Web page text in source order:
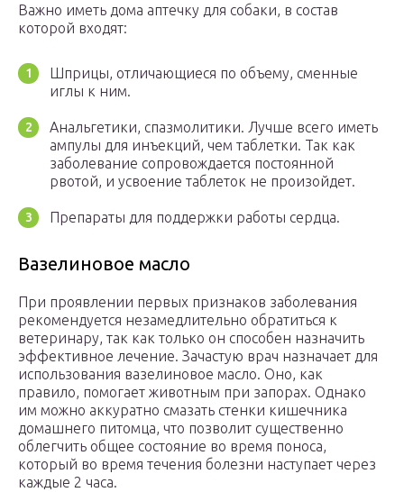
Важно иметь дома аптечку для собаки, в состав
которой входят:
Шприцы, отличающиеся по объему, сменные
иглы к ним.
Анальгетики, спазмолитики. Лучше всего иметь
ампулы для инъекций, чем таблетки. Так как
заболевание сопровождается постоянной
рвотой, и усвоение таблеток не произойдет.
Препараты для поддержки работы сердца.
Вазелиновое масло
При проявлении первых признаков заболевания
рекомендуется незамедлительно обратиться к
ветеринару, так как только он способен назначить
эффективное лечение. Зачастую врач назначает для
использования вазелиновое масло. Оно, как
правило, помогает животным при запорах. Однако
им можно аккуратно смазать стенки кишечника
домашнего питомца, что позволит существенно
облегчить общее состояние во время поноса,
который во время течения болезни наступает через
каждые 2 часа.